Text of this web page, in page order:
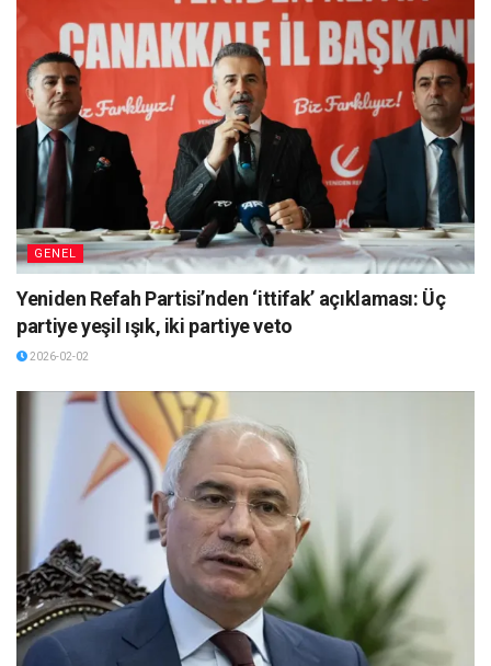
GENEL
Yeniden Refah Partisi’nden ‘ittifak’ açıklaması: Üç
partiye yeşil ışık, iki partiye veto
2026-02-02